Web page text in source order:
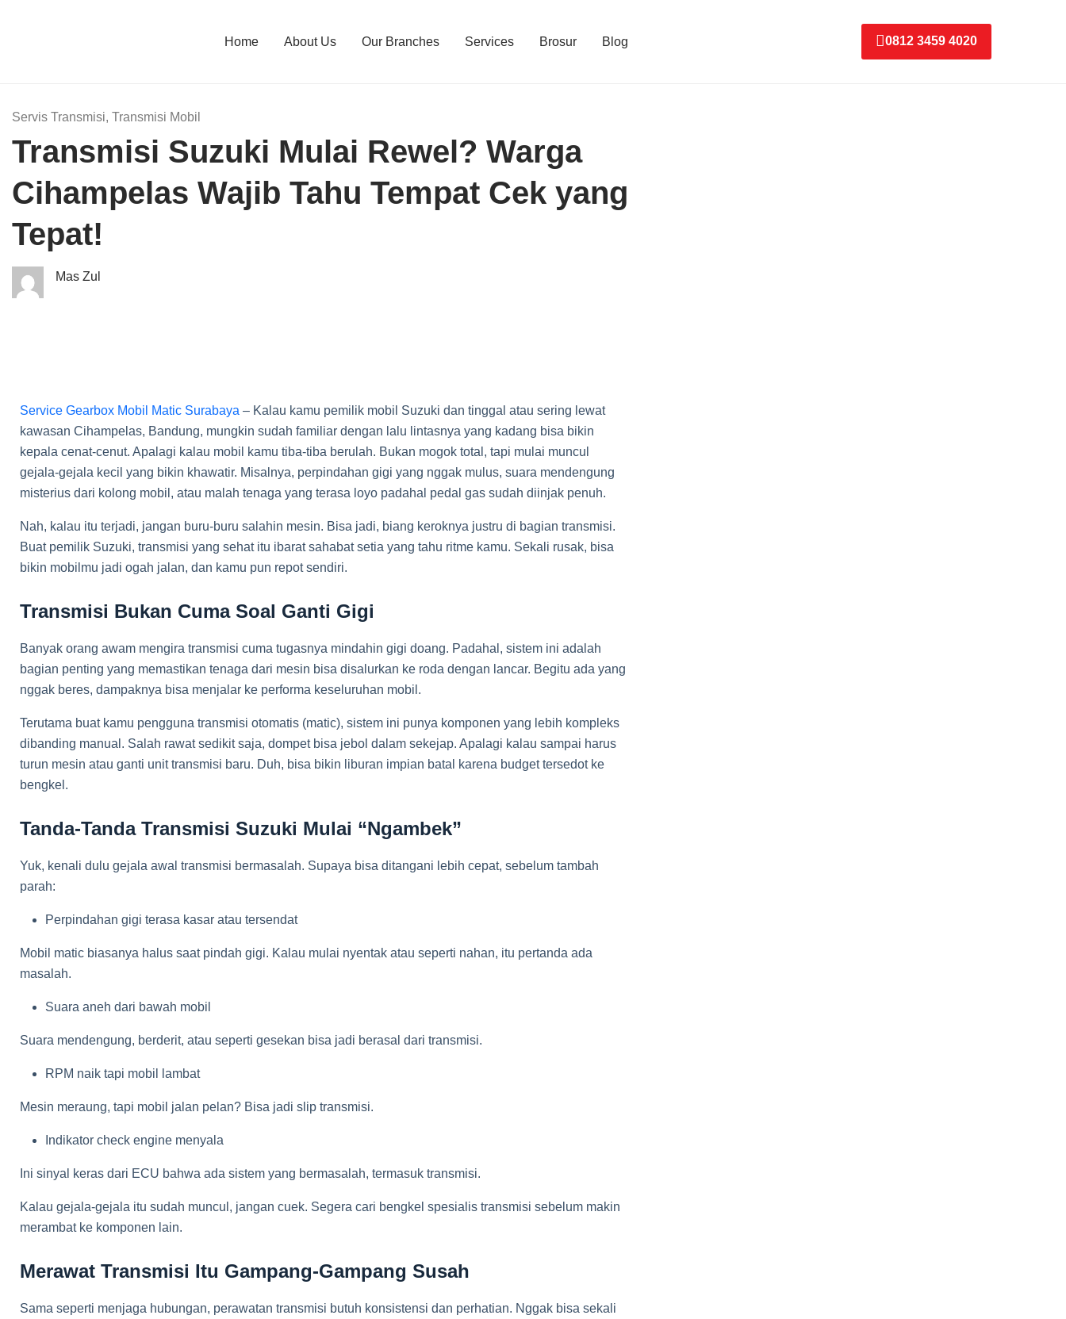
Home About Us Our Branches Services Brosur Blog 0812 3459 4020
Servis Transmisi, Transmisi Mobil
Transmisi Suzuki Mulai Rewel? Warga
Cihampelas Wajib Tahu Tempat Cek yang
Tepat!
Mas Zul
Service Gearbox Mobil Matic Surabaya – Kalau kamu pemilik mobil Suzuki dan tinggal atau sering lewat
kawasan Cihampelas, Bandung, mungkin sudah familiar dengan lalu lintasnya yang kadang bisa bikin
kepala cenat-cenut. Apalagi kalau mobil kamu tiba-tiba berulah. Bukan mogok total, tapi mulai muncul
gejala-gejala kecil yang bikin khawatir. Misalnya, perpindahan gigi yang nggak mulus, suara mendengung
misterius dari kolong mobil, atau malah tenaga yang terasa loyo padahal pedal gas sudah diinjak penuh.
Nah, kalau itu terjadi, jangan buru-buru salahin mesin. Bisa jadi, biang keroknya justru di bagian transmisi.
Buat pemilik Suzuki, transmisi yang sehat itu ibarat sahabat setia yang tahu ritme kamu. Sekali rusak, bisa
bikin mobilmu jadi ogah jalan, dan kamu pun repot sendiri.
Transmisi Bukan Cuma Soal Ganti Gigi
Banyak orang awam mengira transmisi cuma tugasnya mindahin gigi doang. Padahal, sistem ini adalah
bagian penting yang memastikan tenaga dari mesin bisa disalurkan ke roda dengan lancar. Begitu ada yang
nggak beres, dampaknya bisa menjalar ke performa keseluruhan mobil.
Terutama buat kamu pengguna transmisi otomatis (matic), sistem ini punya komponen yang lebih kompleks
dibanding manual. Salah rawat sedikit saja, dompet bisa jebol dalam sekejap. Apalagi kalau sampai harus
turun mesin atau ganti unit transmisi baru. Duh, bisa bikin liburan impian batal karena budget tersedot ke
bengkel.
Tanda-Tanda Transmisi Suzuki Mulai “Ngambek”
Yuk, kenali dulu gejala awal transmisi bermasalah. Supaya bisa ditangani lebih cepat, sebelum tambah
parah:
Perpindahan gigi terasa kasar atau tersendat
Mobil matic biasanya halus saat pindah gigi. Kalau mulai nyentak atau seperti nahan, itu pertanda ada
masalah.
Suara aneh dari bawah mobil
Suara mendengung, berderit, atau seperti gesekan bisa jadi berasal dari transmisi.
RPM naik tapi mobil lambat
Mesin meraung, tapi mobil jalan pelan? Bisa jadi slip transmisi.
Indikator check engine menyala
Ini sinyal keras dari ECU bahwa ada sistem yang bermasalah, termasuk transmisi.
Kalau gejala-gejala itu sudah muncul, jangan cuek. Segera cari bengkel spesialis transmisi sebelum makin
merambat ke komponen lain.
Merawat Transmisi Itu Gampang-Gampang Susah
Sama seperti menjaga hubungan, perawatan transmisi butuh konsistensi dan perhatian. Nggak bisa sekali